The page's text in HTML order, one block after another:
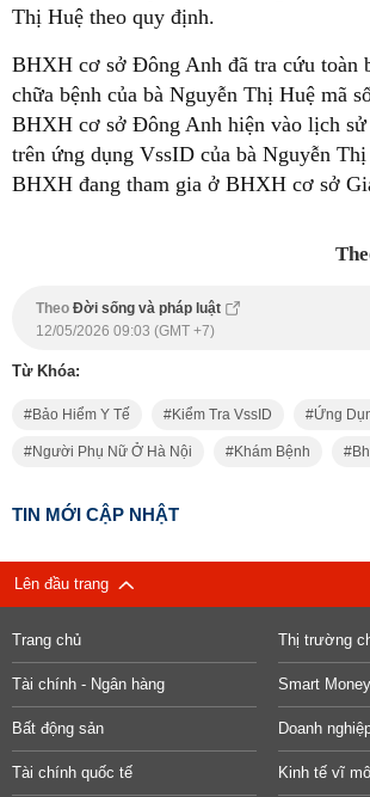
Thị Huệ theo quy định.
BHXH cơ sở Đông Anh đã tra cứu toàn
chữa bệnh của bà Nguyễn Thị Huệ mã
BHXH cơ sở Đông Anh hiện vào lịch sử
trên ứng dụng VssID của bà Nguyễn
BHXH đang tham gia ở BHXH cơ sở
Theo Đời sống và pháp luật
12/05/2026 09:03 (GMT +7)
Từ Khóa:
Bảo Hiểm Y Tế Kiểm Tra VssID Ứng
Người Phụ Nữ Ở Hà Nội Khám Bệnh
TIN MỚI CẬP NHẬT
Lên đầu trang
Trang chủ Thị trường
Tài chính - Ngân hàng Smart Money
Bất động sản Doanh
Tài chính quốc tế Kinh tế vĩ